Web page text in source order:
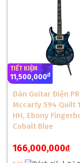
Pickups Của Đàn
PRS SE Custom
85/15 "S"
phú. Với khả năng
đổi giữa âm thanh
sáng rõ, tạo nên sự
giúp cây đàn phù
những đoạn riff
TIẾT KIỆM
11,500,000đ
Đàn Guitar Điện
Mccarty 594 Quilt
HH, Ebony
Cobalt Blue
166,000,000đ